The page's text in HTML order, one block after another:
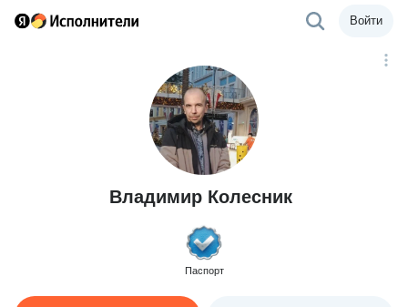
Войти
Владимир Колесник
Паспорт